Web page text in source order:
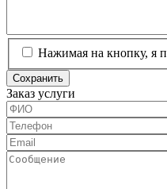
Нажимая на кнопку, я
Сохранить
Заказ услуги